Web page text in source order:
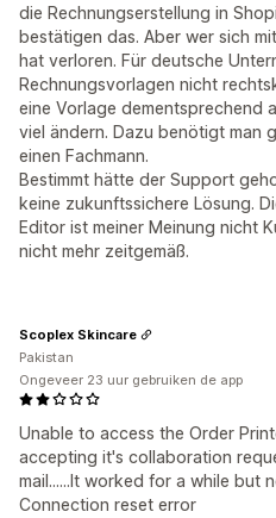
die Rechnungserstellung in
bestätigen das. Aber wer sich
hat verloren. Für deutsche
Rechnungsvorlagen nicht
eine Vorlage dementsprechend
viel ändern. Dazu benötigt man
einen Fachmann.
Bestimmt hätte der Support
keine zukunftssichere Lösung.
Editor ist meiner Meinung nicht
nicht mehr zeitgemäß.
Unable to access the Order
accepting it's collaboration
mail......It worked for a while but
Connection reset error
Scoplex Skincare
Pakistan
Ongeveer 23 uur gebruiken de app